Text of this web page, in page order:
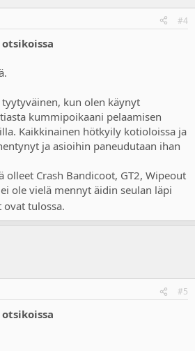
#4
kun olen käynyt
kummipoikaani pelaamisen
Kaikkinainen hötkyily kotioloissa ja
ja asioihin paneudutaan ihan
olleet Crash Bandicoot, GT2, Wipeout
ole vielä mennyt äidin seulan läpi
tulossa.
#5